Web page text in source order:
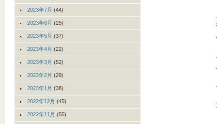
2023年7月 (44)
2023年6月 (25)
2023年5月 (37)
2023年4月 (22)
2023年3月 (52)
2023年2月 (29)
2023年1月 (38)
2022年12月 (45)
2022年11月 (55)